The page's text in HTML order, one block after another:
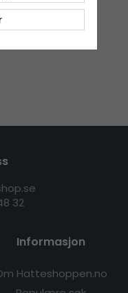
32
Informasjon
Hatteshoppen.no